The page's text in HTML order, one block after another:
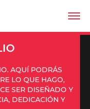
AQUÍ PODRÁS
LO QUE HAGO,
SER DISEÑADO Y
DEDICACIÓN Y